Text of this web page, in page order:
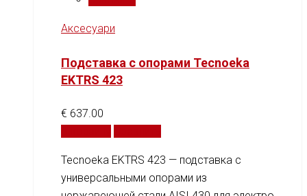
Аксесуари
Подставка с опорами Tecnoeka
EKTRS 423
€ 637.00
Tecnoeka EKTRS 423 — подставка с
универсальными опорами из